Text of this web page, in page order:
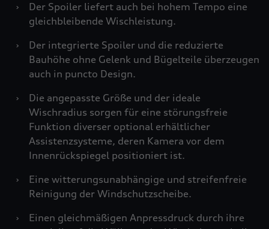
›
Der Spoiler liefert auch bei hohem Tempo eine
gleichbleibende Wischleistung.
›
Der integrierte Spoiler und die reduzierte
Bauhöhe ohne Gelenk und Bügelteile überzeugen
auch in puncto Design.
›
Die angepasste Größe und der ideale
Wischradius sorgen für eine störungsfreie
Funktion diverser optional erhältlicher
Assistenzsysteme, deren Kamera vor dem
Innenrückspiegel positioniert ist.
›
Eine witterungsunabhängige und streifenfreie
Reinigung der Windschutzscheibe.
›
Einen gleichmäßigen Anpressdruck durch ihre